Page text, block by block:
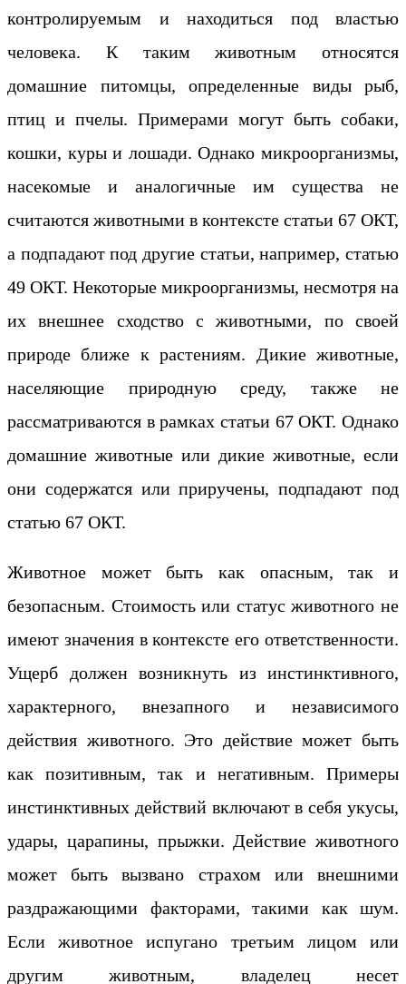
контролируемым и находиться под властью
человека. К таким животным относятся
домашние питомцы, определенные виды рыб,
птиц и пчелы. Примерами могут быть собаки,
кошки, куры и лошади. Однако микроорганизмы,
насекомые и аналогичные им существа не
считаются животными в контексте статьи 67 ОКТ,
а подпадают под другие статьи, например, статью
49 ОКТ. Некоторые микроорганизмы, несмотря на
их внешнее сходство с животными, по своей
природе ближе к растениям. Дикие животные,
населяющие природную среду, также не
рассматриваются в рамках статьи 67 ОКТ. Однако
домашние животные или дикие животные, если
они содержатся или приручены, подпадают под
статью 67 ОКТ.
Животное может быть как опасным, так и
безопасным. Стоимость или статус животного не
имеют значения в контексте его ответственности.
Ущерб должен возникнуть из инстинктивного,
характерного, внезапного и независимого
действия животного. Это действие может быть
как позитивным, так и негативным. Примеры
инстинктивных действий включают в себя укусы,
удары, царапины, прыжки. Действие животного
может быть вызвано страхом или внешними
раздражающими факторами, такими как шум.
Если животное испугано третьим лицом или
другим животным, владелец несет